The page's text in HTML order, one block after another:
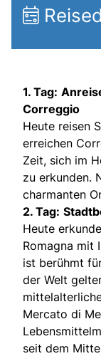
1. Tag:
Correggio
Heute reisen
erreichen
Zeit, sich im
zu erkunden.
charmanten
2. Tag:
Heute
Romagna mit
ist berühmt
der Welt
Mercato di
seit dem